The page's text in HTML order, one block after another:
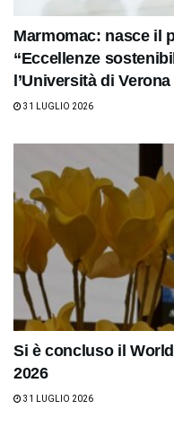
Marmomac: nasce il
“Eccellenze
l’Università di Verona
31 LUGLIO 2026
Si è concluso il
2026
31 LUGLIO 2026